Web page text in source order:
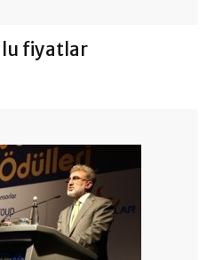
fiyatlar